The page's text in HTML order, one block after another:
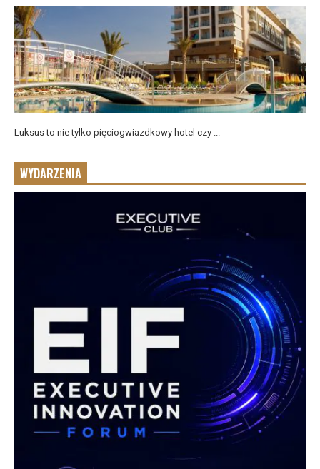
Luksus to nie tylko pięciogwiazdkowy hotel czy ...
WYDARZENIA